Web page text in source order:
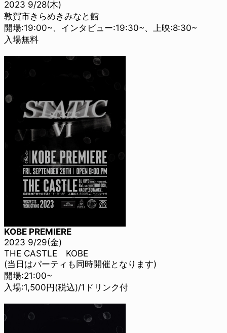
2023 9/28(木)
敦賀市きらめきみなと館
開場:19:00~、インタビュー:19:30~、上映:8:30~
入場無料
KOBE PREMIERE
2023 9/29(金)
THE CASTLE KOBE
(当日はパーティも同時開催となります)
開場:21:00~
入場:1,500円(税込)/1ドリンク付